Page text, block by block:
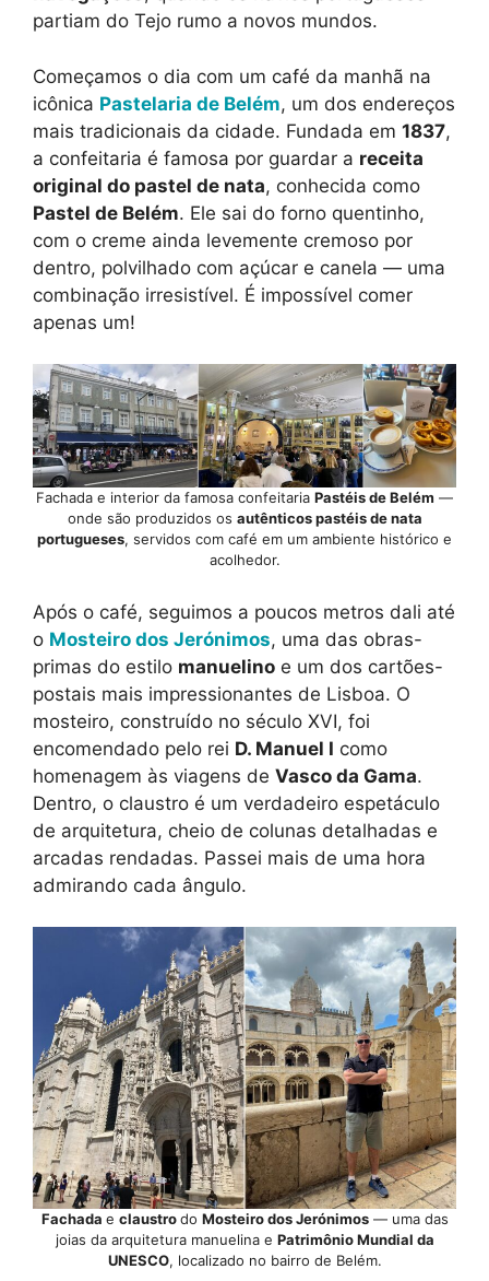
partiam do Tejo rumo a novos mundos.
Começamos o dia com um café da manhã na
icônica Pastelaria de Belém, um dos endereços
mais tradicionais da cidade. Fundada em 1837,
a confeitaria é famosa por guardar a receita
original do pastel de nata, conhecida como
Pastel de Belém. Ele sai do forno quentinho,
com o creme ainda levemente cremoso por
dentro, polvilhado com açúcar e canela — uma
combinação irresistível. É impossível comer
apenas um!
Fachada e interior da famosa confeitaria Pastéis de Belém —
onde são produzidos os autênticos pastéis de nata
portugueses, servidos com café em um ambiente histórico e
acolhedor.
Após o café, seguimos a poucos metros dali até
o Mosteiro dos Jerónimos, uma das obras-
primas do estilo manuelino e um dos cartões-
postais mais impressionantes de Lisboa. O
mosteiro, construído no século XVI, foi
encomendado pelo rei D. Manuel I como
homenagem às viagens de Vasco da Gama.
Dentro, o claustro é um verdadeiro espetáculo
de arquitetura, cheio de colunas detalhadas e
arcadas rendadas. Passei mais de uma hora
admirando cada ângulo.
Fachada e claustrodo Mosteiro dos Jerónimos— uma das
joias da arquitetura manuelina e Patrimônio Mundial da
UNESCO, localizado no bairro de Belém.